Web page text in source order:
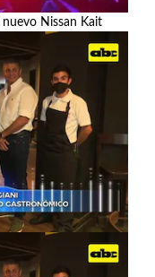
nuevo Nissan Kait